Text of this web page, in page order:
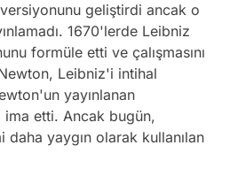
geliştirdi ancak o
1670'lerde Leibniz
formüle etti ve çalışmasını
Leibniz'i intihal
yayınlanan
ima etti. Ancak bugün,
yaygın olarak kullanılan